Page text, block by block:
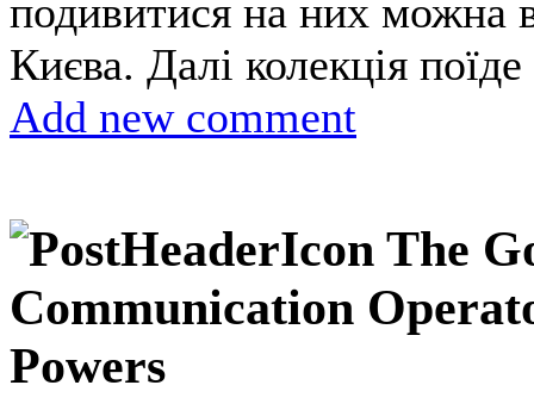
подивитися на них можна
Києва. Далі колекція
Add new comment
The
Communication
Powers